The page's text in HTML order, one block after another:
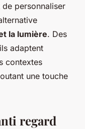
personnaliser
la lumière. Des
adaptent
contextes
une touche
regard